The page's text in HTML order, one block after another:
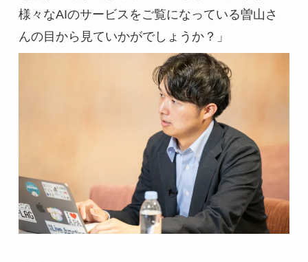
様々なAIのサービスをご覧になっている曽山さ
んの目から見ていかがでしょうか？」